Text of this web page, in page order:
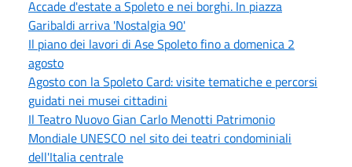
Accade d'estate a Spoleto e nei borghi. In piazza
Garibaldi arriva 'Nostalgia 90'
Il piano dei lavori di Ase Spoleto fino a domenica 2
agosto
Agosto con la Spoleto Card: visite tematiche e percorsi
guidati nei musei cittadini
Il Teatro Nuovo Gian Carlo Menotti Patrimonio
Mondiale UNESCO nel sito dei teatri condominiali
dell'Italia centrale